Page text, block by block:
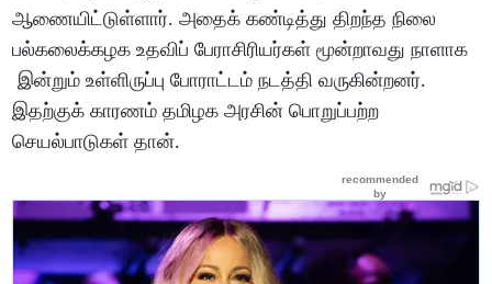
ஆணையிட்டுள்ளார். அதைக் கண்டித்து திறந்த நிலை
பல்கலைக்கழக உதவிப் பேராசிரியர்கள் மூன்றாவது நாளாக
இன்றும் உள்ளிருப்பு போராட்டம் நடத்தி வருகின்றனர்.
இதற்குக் காரணம் தமிழக அரசின் பொறுப்பற்ற
செயல்பாடுகள் தான்.